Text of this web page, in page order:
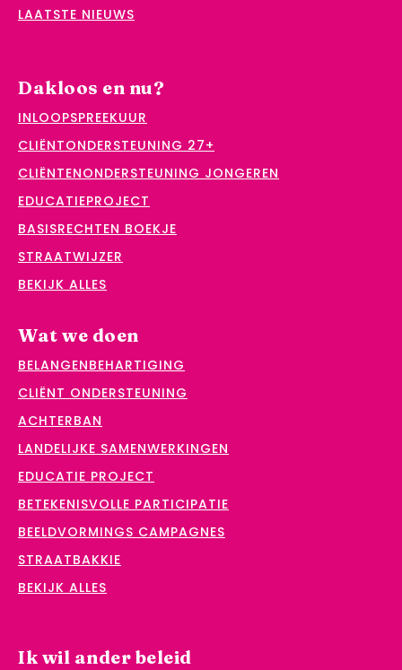
LAATSTE NIEUWS
Dakloos en nu?
INLOOPSPREEKUUR
CLIËNTONDERSTEUNING 27+
CLIËNTENONDERSTEUNING JONGEREN
EDUCATIEPROJECT
BASISRECHTEN BOEKJE
STRAATWIJZER
BEKIJK ALLES
Wat we doen
BELANGENBEHARTIGING
CLIËNT ONDERSTEUNING
ACHTERBAN
LANDELIJKE SAMENWERKINGEN
EDUCATIE PROJECT
BETEKENISVOLLE PARTICIPATIE
BEELDVORMINGS CAMPAGNES
STRAATBAKKIE
BEKIJK ALLES
Ik wil ander beleid